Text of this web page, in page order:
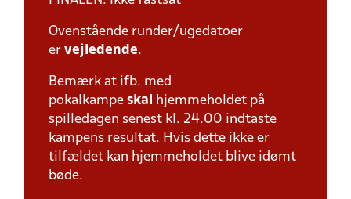
Ovenstående runder/ugedatoer
er vejledende.
Bemærk at ifb. med
pokalkampe skal
hjemmeholdet på
spilledagen senest kl. 24.00 indtaste
kampens resultat. Hvis dette ikke er
tilfældet kan hjemmeholdet blive idømt
bøde.